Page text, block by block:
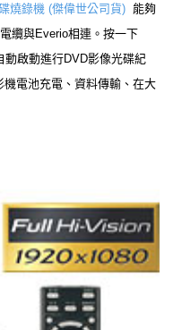
燒錄機 (傑偉世公司貨)
能夠
纜與Everio相連。按一下
啟動進行DVD影像光碟紀
電池充電、資料傳輸、在大